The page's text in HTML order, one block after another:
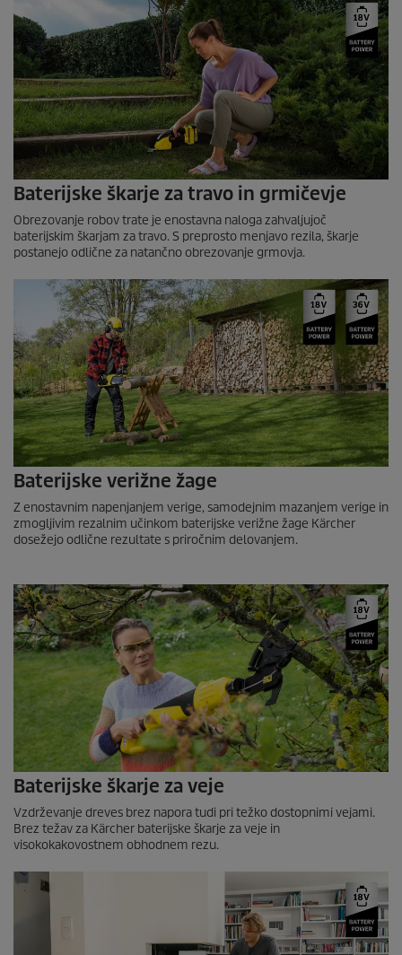
Baterijske škarje za travo in grmičevje
Obrezovanje robov trate je enostavna naloga zahvaljujoč
baterijskim škarjam za travo. S preprosto menjavo rezila, škarje
postanejo odlične za natančno obrezovanje grmovja.
Baterijske verižne žage
Z enostavnim napenjanjem verige, samodejnim mazanjem verige in
zmogljivim rezalnim učinkom baterijske verižne žage Kärcher
dosežejo odlične rezultate s priročnim delovanjem.
Baterijske škarje za veje
Vzdrževanje dreves brez napora tudi pri težko dostopnimi vejami.
Brez težav za Kärcher baterijske škarje za veje in
visokokakovostnem obhodnem rezu.